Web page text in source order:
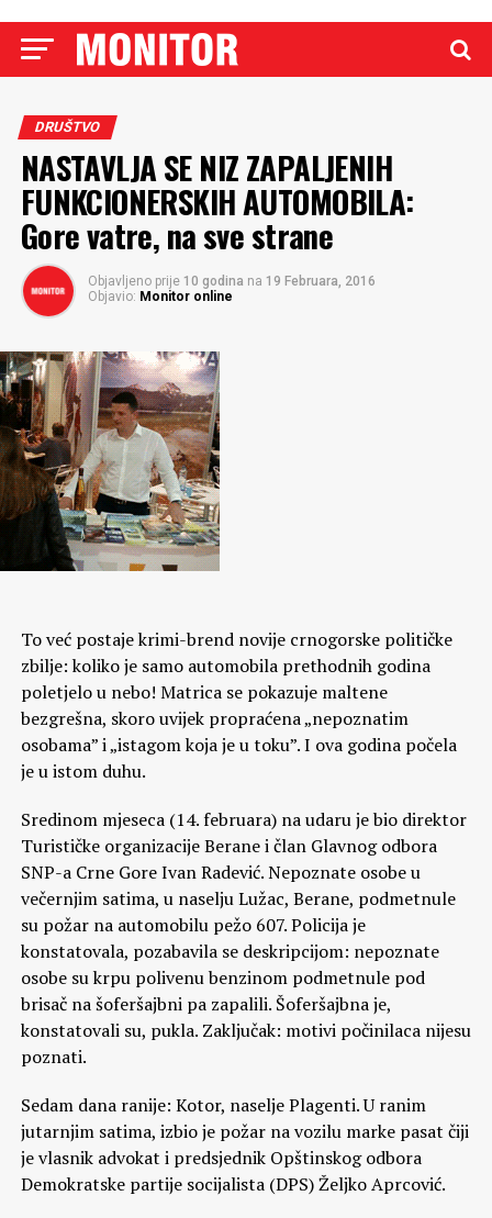
DRUŠTVO
NASTAVLJA SE NIZ ZAPALJENIH
FUNKCIONERSKIH AUTOMOBILA:
Gore vatre, na sve strane
Objavljeno prije 10 godina na 19 Februara, 2016
Objavio: Monitor online
To već postaje krimi-brend novije crnogorske političke
zbilje: koliko je samo automobila prethodnih godina
poletjelo u nebo! Matrica se pokazuje maltene
bezgrešna, skoro uvijek propraćena „nepoznatim
osobama” i „istagom koja je u toku”. I ova godina počela
je u istom duhu.
Sredinom mjeseca (14. februara) na udaru je bio direktor
Turističke organizacije Berane i član Glavnog odbora
SNP-a Crne Gore Ivan Radević. Nepoznate osobe u
večernjim satima, u naselju Lužac, Berane, podmetnule
su požar na automobilu pežo 607. Policija je
konstatovala, pozabavila se deskripcijom: nepoznate
osobe su krpu polivenu benzinom podmetnule pod
brisač na šoferšajbni pa zapalili. Šoferšajbna je,
konstatovali su, pukla. Zaključak: motivi počinilaca nijesu
poznati.
Sedam dana ranije: Kotor, naselje Plagenti. U ranim
jutarnjim satima, izbio je požar na vozilu marke pasat čiji
je vlasnik advokat i predsjednik Opštinskog odbora
Demokratske partije socijalista (DPS) Željko Aprcović.